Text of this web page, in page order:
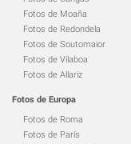
Fotos de Moaña
Fotos de Redondela
Fotos de Soutomaior
Fotos de Vilaboa
Fotos de Allariz
Fotos de Europa
Fotos de Roma
Fotos de París